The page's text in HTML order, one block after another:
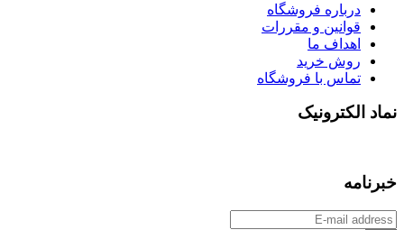
درباره فروشگاه
قوانین و مقررات
اهداف ما
روش خرید
تماس با فروشگاه
نماد الکترونیک
خبرنامه